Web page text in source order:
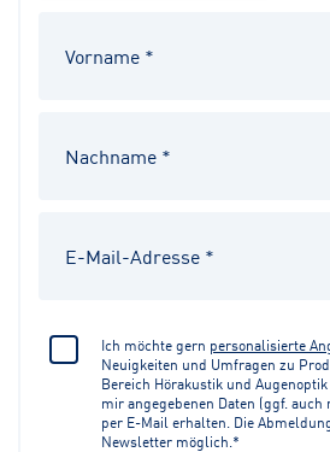
Ich möchte gern personalisierte
Neuigkeiten und Umfragen zu
Bereich Hörakustik und
mir angegebenen Daten (ggf.
per E-Mail erhalten. Die
Newsletter möglich.*